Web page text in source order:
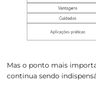
Mas o ponto mais
continua sendo